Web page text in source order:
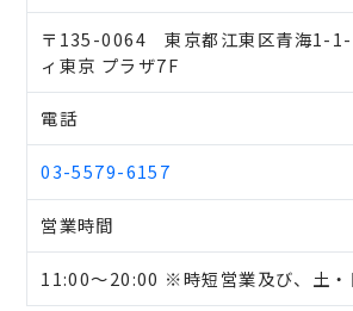
〒135-0064 東京都江東区青海1-1-
ィ東京 プラザ7F
電話
03-5579-6157
営業時間
11:00～20:00 ※時短営業及び、土